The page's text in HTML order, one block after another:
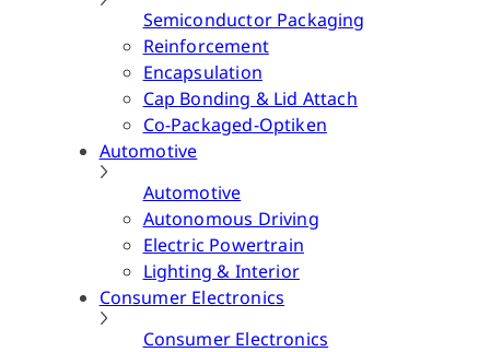
Semiconductor Packaging
Reinforcement
Encapsulation
Cap Bonding & Lid Attach
Co-Packaged-Optiken
Automotive
Automotive
Autonomous Driving
Electric Powertrain
Lighting & Interior
Consumer Electronics
Consumer Electronics